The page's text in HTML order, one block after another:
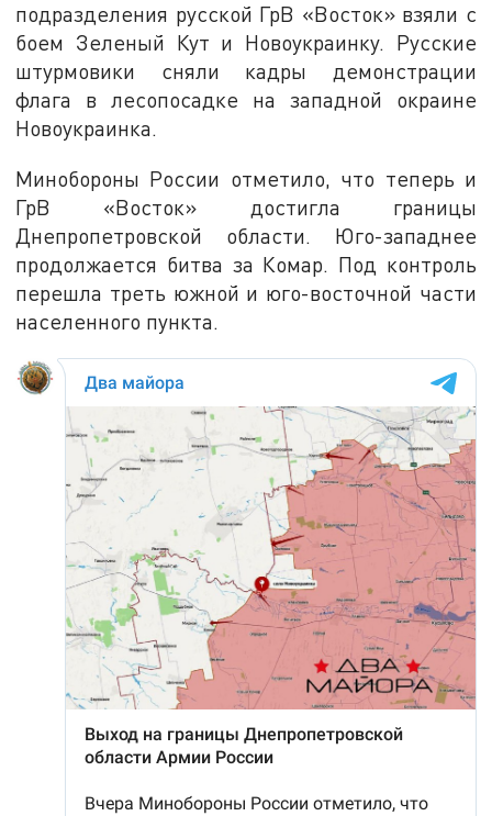
подразделения русской ГрВ «Восток» взяли с
боем Зеленый Кут и Новоукраинку. Русские
штурмовики сняли кадры демонстрации
флага в лесопосадке на западной окраине
Новоукраинка.
Минобороны России отметило, что теперь и
ГрВ «Восток» достигла границы
Днепропетровской области. Юго-западнее
продолжается битва за Комар. Под контроль
перешла треть южной и юго-восточной части
населенного пункта.